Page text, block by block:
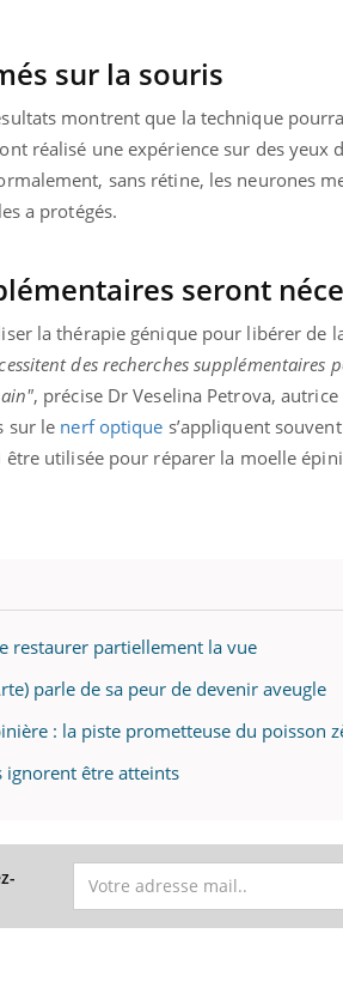
sur la souris
montrent que la technique
réalisé une expérience sur des yeux
sans rétine, les neurones
a protégés.
seront
la thérapie génique pour libérer de
des recherches supplémentaires
, précise Dr Veselina Petrova,
sur le nerf optique s’appliquent
utilisée pour réparer la moelle
restaurer partiellement la vue
parle de sa peur de devenir aveugle
: la piste prometteuse du poisson
ignorent être atteints